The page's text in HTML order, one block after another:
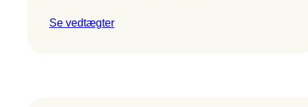
Se vedtægter